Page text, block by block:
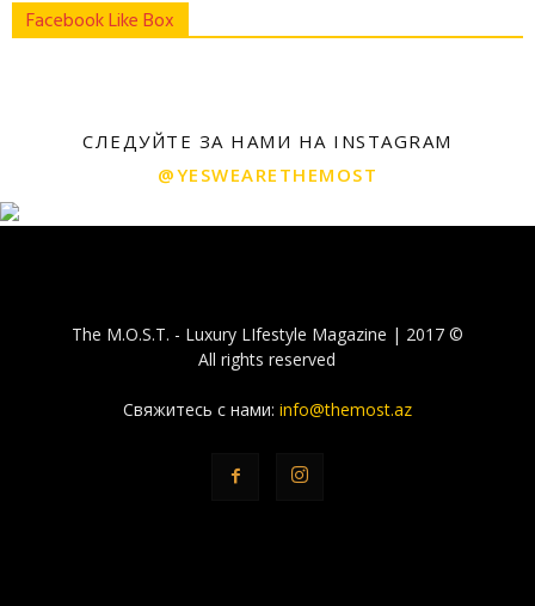
Facebook Like Box
СЛЕДУЙТЕ ЗА НАМИ НА INSTAGRAM
@YESWEARETHEMOST
The M.O.S.T. - Luxury LIfestyle Magazine | 2017 ©
All rights reserved
Свяжитесь с нами: info@themost.az